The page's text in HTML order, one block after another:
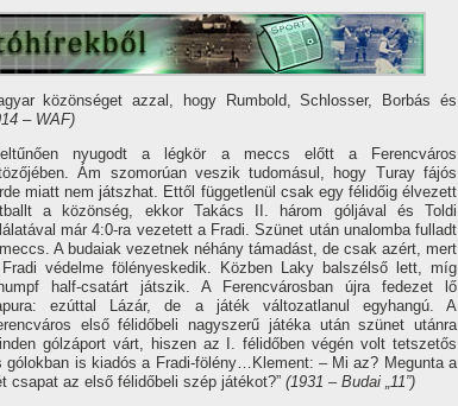
közönséget azzal, hogy Rumbold, Schlosser, Borbás és
– WAF)
nyugodt a légkör a meccs előtt a Ferencváros
Ám szomorúan veszik tudomásul, hogy Turay fájós
miatt nem játszhat. Ettől függetlenül csak egy félidőig élvezett
a közönség, ekkor Takács II. három góljával és Toldi
már 4:0-ra vezetett a Fradi. Szünet után unalomba fulladt
A budaiak vezetnek néhány támadást, de csak azért, mert
védelme fölényeskedik. Közben Laky balszélső lett, mí­g
half-csatárt játszik. A Ferencvárosban újra fedezet lő
ezúttal Lázár, de a játék változatlanul egyhangú. A
első félidőbeli nagyszerű játéka után szünet utánra
gólzáport várt, hiszen az I. félidőben végén volt tetszetős
gólokban is kiadós a Fradi-fölény…Klement: – Mi az? Megunta a
csapat az első félidőbeli szép játékot?” (1931 – Budai „11”)